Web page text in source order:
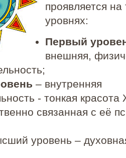
проявляется на
уровнях:
Первый
внешняя,
– внутренняя
- тонкая
связанная с её
уровень –